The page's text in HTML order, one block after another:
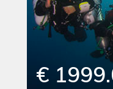
€